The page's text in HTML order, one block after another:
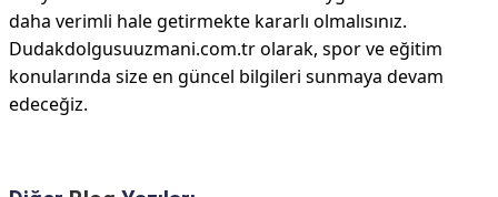
daha verimli hale getirmekte kararlı olmalısınız.
Dudakdolgusuuzmani.com.tr olarak, spor ve eğitim
konularında size en güncel bilgileri sunmaya devam
edeceğiz.